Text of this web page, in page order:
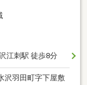
江刺駅 徒歩8分
沢羽田町字下屋敷